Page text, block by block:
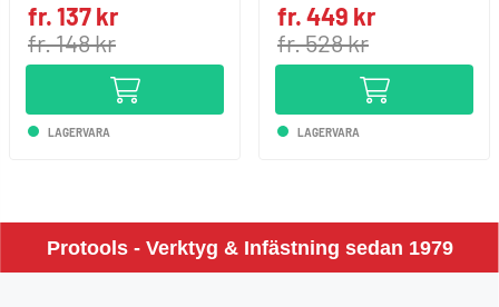
fr. 137 kr
fr. 148 kr
LAGERVARA
fr. 449 kr
fr. 528 kr
LAGERVARA
Protools - Verktyg & Infästning sedan 1979